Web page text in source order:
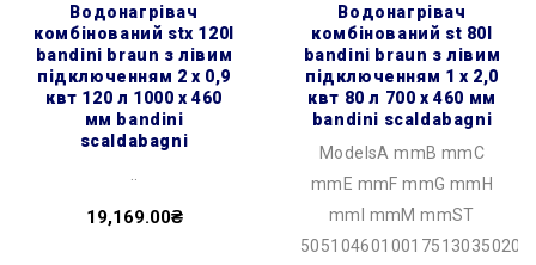
водонагрівач
комбінований stx 120l
bandini braun з лівим
підключенням 2 х 0,9
квт 120 л 1000 x 460
мм bandini
scaldabagni
19,169.00₴
водонагрівач
комбінований st 80l
bandini braun з лівим
підключенням 1 х 2,0
квт 80 л 700 x 460 мм
bandini scaldabagni
ModelsA mmB mmC
mmE mmF mmG mmH
mmI mmM mmST